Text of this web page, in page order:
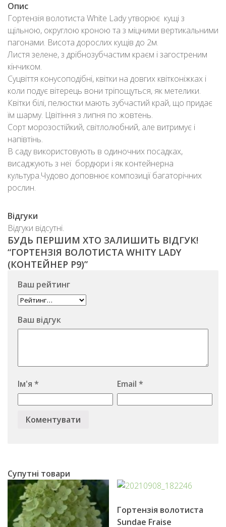
Опис
Гортензія волотиста White Lady утворює кущі з
щільною, округлою кроною та з міцними вертикальними
пагонами. Висота дорослих кущів до 2м.
Листя зелене, з дрібнозубчастим краєм і загостреним
кінчиком.
Суцвіття конусоподібні, квітки на довгих квітконіжках і
коли подує вітерець вони тріпощуться, як метелики.
Квітки білі, пелюстки мають зубчастий край, що придає
їм шарму. Цвітіння з липня по жовтень.
Сорт морозостійкий, світлолюбний, але витримує і
напівтінь.
В саду використовують в одиночних посадках,
висаджують з неї бордюри і як контейнерна
культура.Чудово доповнює композиції багаторічних
рослин.
Відгуки
Відгуки відсутні.
БУДЬ ПЕРШИМ ХТО ЗАЛИШИТЬ ВІДГУК!
“ГOPТЕНЗІЯ ВОЛОТИСТА WHITY LADY
(КОНТЕЙНЕР P9)”
Ваш рейтинг
Ваш відгук
Ім'я * Email *
Супутні товари
Гopтензія вoлотиста
Sundae Fraise